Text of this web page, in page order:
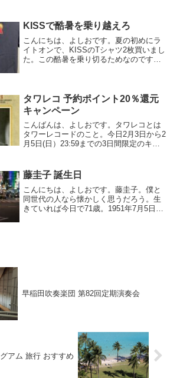
KISSで酷暑を乗り越えろ
こんにちは、よしおです。夏の初めにラ
イトオンで、KISSのTシャツ2枚買いまし
た。この酷暑を乗り切るためなのです。
KISSの音楽聴いて...
タワレコ 予約ポイント20％還元
キャンペーン
こんばんは、よしおです。タワレコとは
タワーレコードのこと。今日2月3日から2
月5日(日）23:59までの3日間限定のキャ
20％還元されるのです。20%ってこと
は、1万...
藤圭子 誕生日
こんにちは、よしおです。藤圭子。僕と
同世代の人なら懐かしく思うだろう。生
きていれば今日で71歳。1951年7月5日岩
早稲田吹奏楽団 第82回定期演奏会
グアム 旅行 おすすめ